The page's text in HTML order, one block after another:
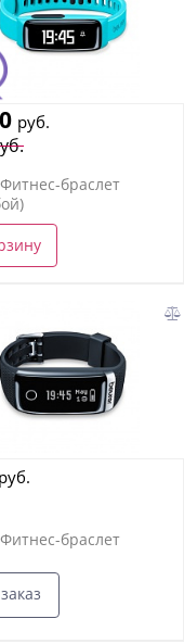
руб.
браслет
руб.
браслет